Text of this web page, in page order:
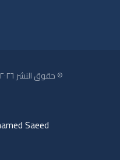
© حقوق النشر ٢٠٢٦. جميع الحقوق محفوظة.
Saeed